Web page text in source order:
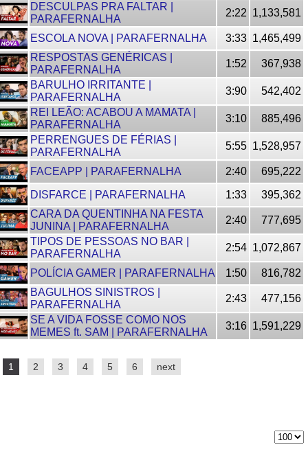
DESCULPAS PRA FALTAR |
PARAFERNALHA
2:22 1,133,581
ESCOLA NOVA | PARAFERNALHA 3:33 1,465,499
RESPOSTAS GENÉRICAS |
PARAFERNALHA
1:52
367,938
BARULHO IRRITANTE |
PARAFERNALHA
3:90
542,402
REI LEÃO: ACABOU A MAMATA |
PARAFERNALHA
3:10
885,496
PERRENGUES DE FÉRIAS |
PARAFERNALHA
5:55 1,528,957
FACEAPP | PARAFERNALHA 2:40
695,222
DISFARCE | PARAFERNALHA
1:33
395,362
CARA DA QUENTINHA NA FESTA
JUNINA | PARAFERNALHA
2:40
777,695
TIPOS DE PESSOAS NO BAR |
PARAFERNALHA
2:54 1,072,867
POLÍCIA GAMER | PARAFERNALHA 1:50
816,782
BAGULHOS SINISTROS |
PARAFERNALHA
2:43
477,156
SE A VIDA FOSSE COMO NOS
MEMES ft. SAM | PARAFERNALHA
3:16 1,591,229
1 2 3 4 5 6 next